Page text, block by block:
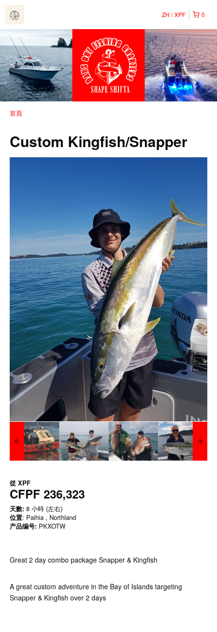
0
ZH XPF
首頁
Custom Kingfish/Snapper
從 XPF
CFPF 236,323
天數: 8 小時 (左右)
位置: Paihia , Northland
产品编号: PKXOTW
Great 2 day combo package Snapper & Kingfish
A great custom adventure in the Bay of Islands targeting
Snapper & Kingfish over 2 days